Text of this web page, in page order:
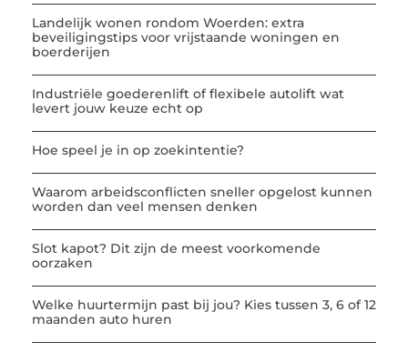
Landelijk wonen rondom Woerden: extra
beveiligingstips voor vrijstaande woningen en
boerderijen
Industriële goederenlift of flexibele autolift wat
levert jouw keuze echt op
Hoe speel je in op zoekintentie?
Waarom arbeidsconflicten sneller opgelost kunnen
worden dan veel mensen denken
Slot kapot? Dit zijn de meest voorkomende
oorzaken
Welke huurtermijn past bij jou? Kies tussen 3, 6 of 12
maanden auto huren